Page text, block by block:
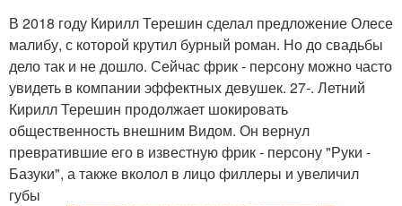
В 2018 году Кирилл Терешин сделал предложение Олесе
малибу, с которой крутил бурный роман. Но до свадьбы
дело так и не дошло. Сейчас фрик - персону можно часто
увидеть в компании эффектных девушек. 27-. Летний
Кирилл Терешин продолжает шокировать
общественность внешним Видом. Он вернул
превратившие его в известную фрик - персону "Руки -
Базуки", а также вколол в лицо филлеры и увеличил
губы